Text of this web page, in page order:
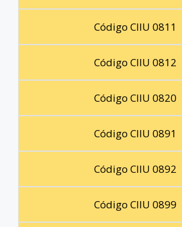
Código CIIU 0811
Código CIIU 0812
Código CIIU 0820
Código CIIU 0891
Código CIIU 0892
Código CIIU 0899